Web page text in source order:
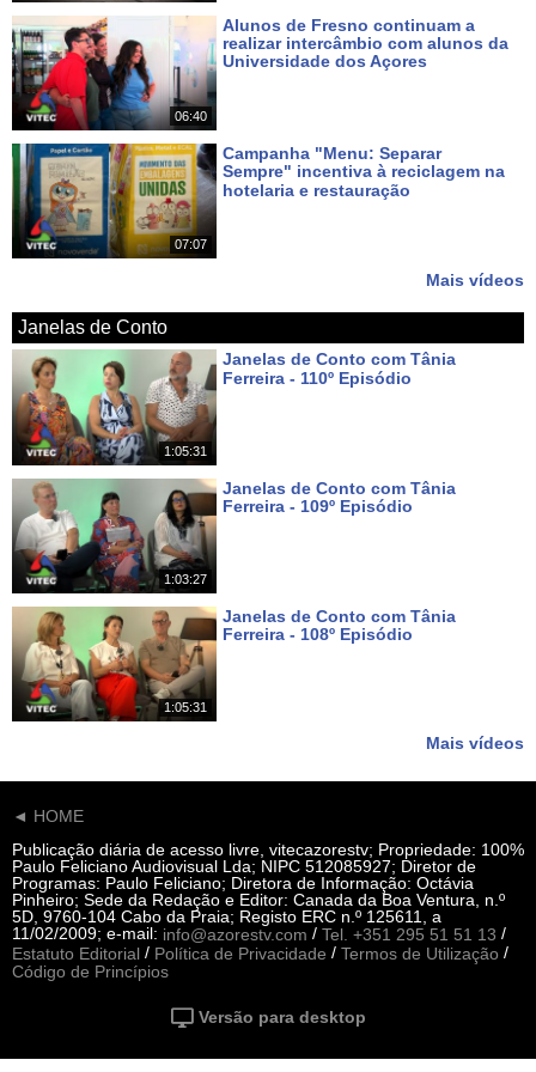
06:40
Alunos de Fresno continuam a
realizar intercâmbio com alunos da
Universidade dos Açores
07:07
Campanha "Menu: Separar
Sempre" incentiva à reciclagem na
hotelaria e restauração
Mais vídeos
Janelas de Conto
1:05:31
Janelas de Conto com Tânia
Ferreira - 110º Episódio
1:03:27
Janelas de Conto com Tânia
Ferreira - 109º Episódio
1:05:31
Janelas de Conto com Tânia
Ferreira - 108º Episódio
Mais vídeos
◄ HOME
Publicação diária de acesso livre, vitecazorestv; Propriedade: 100%
Paulo Feliciano Audiovisual Lda; NIPC 512085927; Diretor de
Programas: Paulo Feliciano; Diretora de Informação: Octávia
Pinheiro; Sede da Redação e Editor: Canada da Boa Ventura, n.º
5D, 9760-104 Cabo da Praia; Registo ERC n.º 125611, a
11/02/2009; e-mail: info@azorestv.com / Tel. +351 295 51 51 13 /
Estatuto Editorial / Política de Privacidade / Termos de Utilização /
Código de Princípios
Versão para desktop